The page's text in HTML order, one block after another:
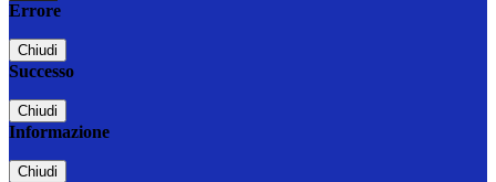
Errore
Chiudi
Successo
Chiudi
Informazione
Chiudi